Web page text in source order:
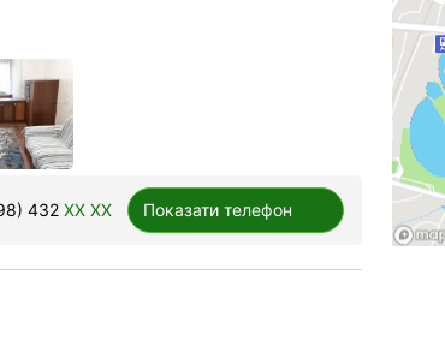
432 XX XX Показати телефон